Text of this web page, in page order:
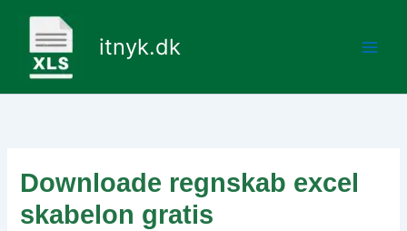
indholdet
itnyk.dk
Downloade regnskab excel
skabelon gratis